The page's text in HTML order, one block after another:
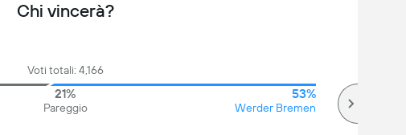
Chi vincerà?
Voti totali: 4,166
21%
Pareggio
53%
Werder Bremen